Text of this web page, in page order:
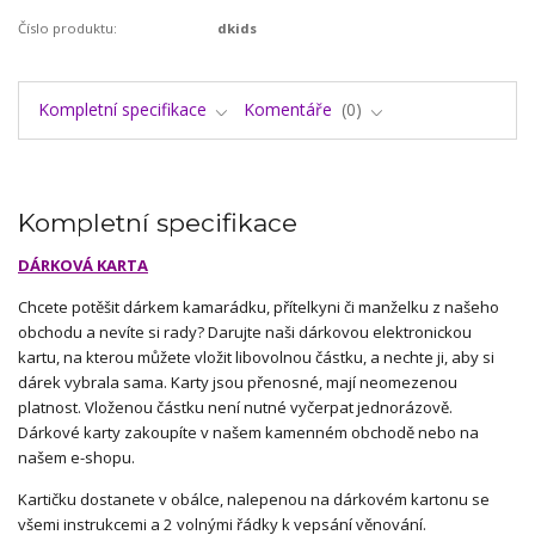
Číslo produktu: dkids
Kompletní specifikace Komentáře 0
Kompletní specifikace
DÁRKOVÁ KARTA
Chcete potěšit dárkem kamarádku, přítelkyni či manželku z našeho
obchodu a nevíte si rady? Darujte naši dárkovou elektronickou
kartu, na kterou můžete vložit libovolnou částku, a nechte ji, aby si
dárek vybrala sama. Karty jsou přenosné, mají neomezenou
platnost. Vloženou částku není nutné vyčerpat jednorázově.
Dárkové karty zakoupíte v našem kamenném obchodě nebo na
našem e-shopu.
Kartičku dostanete v obálce, nalepenou na dárkovém kartonu se
všemi instrukcemi a 2 volnými řádky k vepsání věnování.